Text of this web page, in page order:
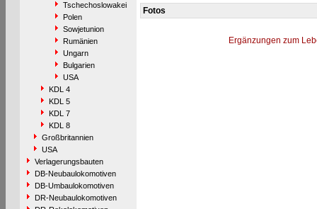
Tschechoslowakei
Polen
Sowjetunion
Rumänien
Ungarn
Bulgarien
USA
KDL 4
KDL 5
KDL 7
KDL 8
Großbritannien
USA
Verlagerungsbauten
DB-Neubaulokomotiven
DB-Umbaulokomotiven
DR-Neubaulokomotiven
Fotos
Ergänzungen zum